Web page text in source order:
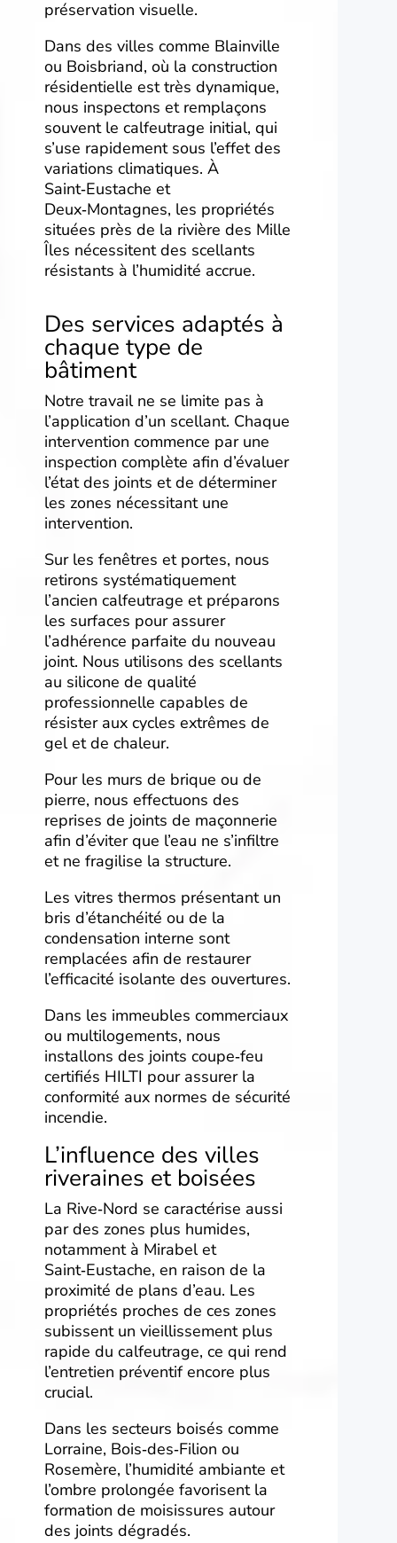
préservation visuelle.
Dans des villes comme Blainville
ou Boisbriand, où la construction
résidentielle est très dynamique,
nous inspectons et remplaçons
souvent le calfeutrage initial, qui
s’use rapidement sous l’effet des
variations climatiques. À
Saint‑Eustache et
Deux‑Montagnes, les propriétés
situées près de la rivière des Mille
Îles nécessitent des scellants
résistants à l’humidité accrue.
Des services adaptés à
chaque type de
bâtiment
Notre travail ne se limite pas à
l’application d’un scellant. Chaque
intervention commence par une
inspection complète afin d’évaluer
l’état des joints et de déterminer
les zones nécessitant une
intervention.
Sur les fenêtres et portes, nous
retirons systématiquement
l’ancien calfeutrage et préparons
les surfaces pour assurer
l’adhérence parfaite du nouveau
joint. Nous utilisons des scellants
au silicone de qualité
professionnelle capables de
résister aux cycles extrêmes de
gel et de chaleur.
Pour les murs de brique ou de
pierre, nous effectuons des
reprises de joints de maçonnerie
afin d’éviter que l’eau ne s’infiltre
et ne fragilise la structure.
Les vitres thermos présentant un
bris d’étanchéité ou de la
condensation interne sont
remplacées afin de restaurer
l’efficacité isolante des ouvertures.
Dans les immeubles commerciaux
ou multilogements, nous
installons des joints coupe‑feu
certifiés HILTI pour assurer la
conformité aux normes de sécurité
incendie.
L’influence des villes
riveraines et boisées
La Rive‑Nord se caractérise aussi
par des zones plus humides,
notamment à Mirabel et
Saint‑Eustache, en raison de la
proximité de plans d’eau. Les
propriétés proches de ces zones
subissent un vieillissement plus
rapide du calfeutrage, ce qui rend
l’entretien préventif encore plus
crucial.
Dans les secteurs boisés comme
Lorraine, Bois‑des‑Filion ou
Rosemère, l’humidité ambiante et
l’ombre prolongée favorisent la
formation de moisissures autour
des joints dégradés.